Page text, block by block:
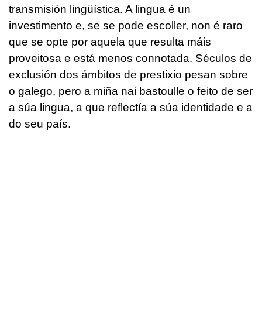
transmisión lingüística. A lingua é un
investimento e, se se pode escoller, non é raro
que se opte por aquela que resulta máis
proveitosa e está menos connotada. Séculos de
exclusión dos ámbitos de prestixio pesan sobre
o galego, pero a miña nai bastoulle o feito de ser
a súa lingua, a que reflectía a súa identidade e a
do seu país.